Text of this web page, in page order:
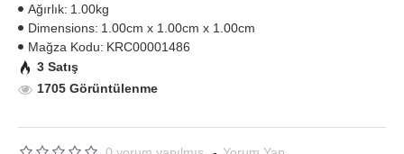
Ağırlık: 1.00kg
Dimensions: 1.00cm x 1.00cm x 1.00cm
Mağza Kodu: KRC00001486
3 Satış
1705 Görüntülenme